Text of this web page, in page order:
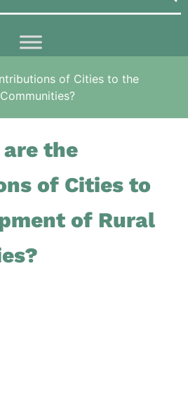
of Cities to the
are the
of Cities to
of Rural